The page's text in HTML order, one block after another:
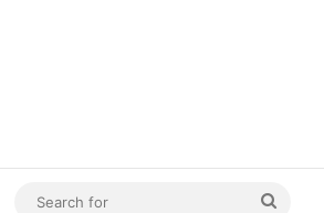
Search